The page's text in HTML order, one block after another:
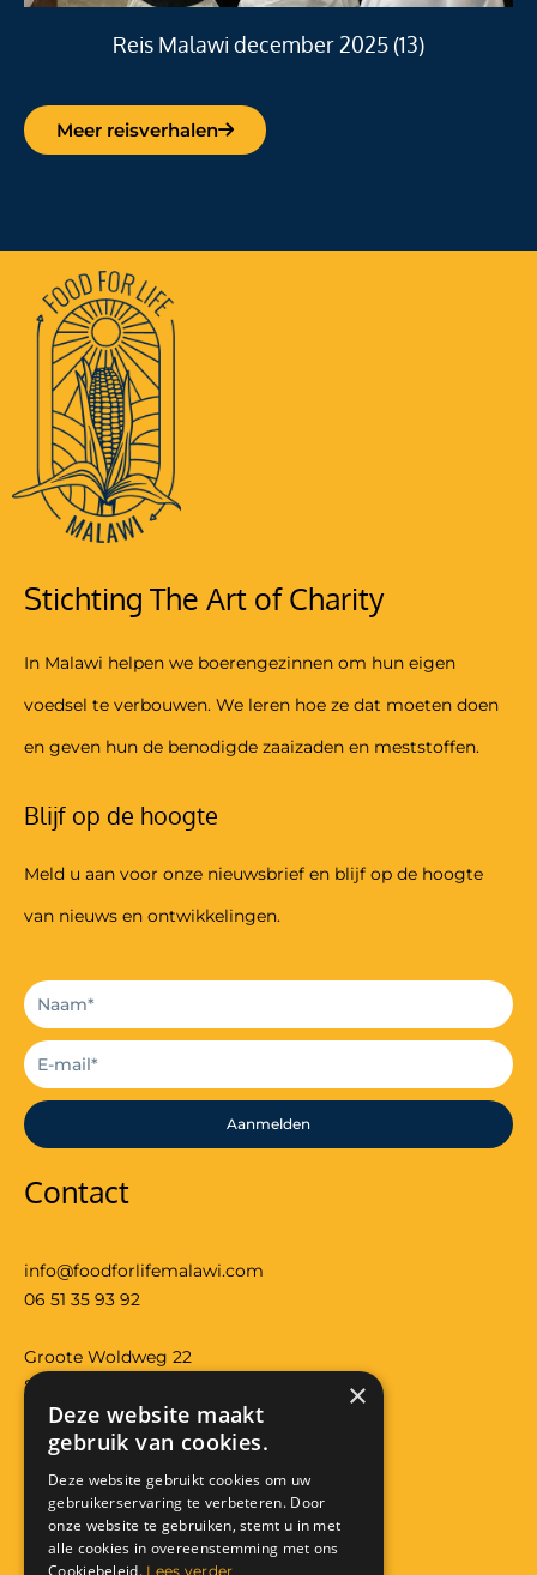
Reis Malawi december 2025 (13)
Meer reisverhalen
Stichting The Art of Charity
In Malawi helpen we boerengezinnen om hun eigen
voedsel te verbouwen. We leren hoe ze dat moeten doen
en geven hun de benodigde zaaizaden en meststoffen.
Blijf op de hoogte
Meld u aan voor onze nieuwsbrief en blijf op de hoogte
van nieuws en ontwikkelingen.
Aanmelden
Contact
info@foodforlifemalawi.com
06 51 35 93 92
Groote Woldweg 22
8097RS Oosterwolde (gld)
Bank: NL29 RABO 0118 3557 32
KVK: 08224426
Anbi: RSIN 822291319
Facebook
Instagram
Donatie
×
Deze website maakt
gebruik van cookies.
Deze website gebruikt cookies om uw
gebruikerservaring te verbeteren. Door
onze website te gebruiken, stemt u in met
alle cookies in overeenstemming met ons
Cookiebeleid. Lees verder